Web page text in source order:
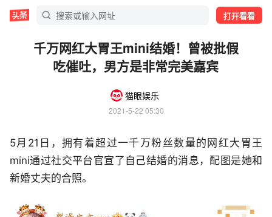
打开看看
千万网红大胃王mini结婚！曾被批假
吃催吐，男方是非常完美嘉宾
猫眼娱乐
2021-5-22 05:30
5月21日，拥有着超过一千万粉丝数量的网红大胃王
mini通过社交平台官宣了自己结婚的消息，配图是她和
新婚丈夫的合照。